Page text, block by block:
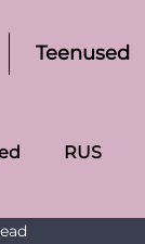
Teenused
RUS